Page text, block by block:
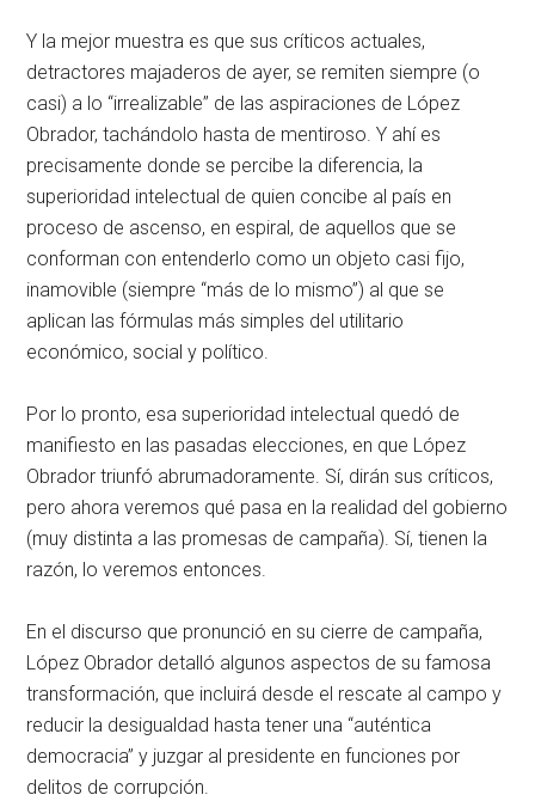
Y la mejor muestra es que sus críticos actuales,
detractores majaderos de ayer, se remiten siempre (o
casi) a lo irrealizable de las aspiraciones de López
Obrador, tachándolo hasta de mentiroso. Y ahí es
precisamente donde se percibe la diferencia, la
superioridad intelectual de quien concibe al país en
proceso de ascenso, en espiral, de aquellos que se
conforman con entenderlo como un objeto casi fijo,
inamovible (siempre más de lo mismo ) al que se
aplican las fórmulas más simples del utilitario
económico, social y político.
Por lo pronto, esa superioridad intelectual quedó de
manifiesto en las pasadas elecciones, en que López
Obrador triunfó abrumadoramente. Sí, dirán sus críticos,
pero ahora veremos qué pasa en la realidad del gobierno
(muy distinta a las promesas de campaña). Sí, tienen la
razón, lo veremos entonces.
En el discurso que pronunció en su cierre de campaña,
López Obrador detalló algunos aspectos de su famosa
transformación, que incluirá desde el rescate al campo y
reducir la desigualdad hasta tener una auténtica
democracia y juzgar al presidente en funciones por
delitos de corrupción.